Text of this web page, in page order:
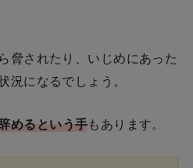
脅されたり、いじめにあった
況になるでしょう。
めるという手もあります。